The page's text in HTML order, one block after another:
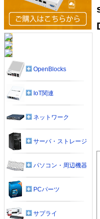
OpenBlocks
IoT関連
ネットワーク
サーバ・ストレージ
パソコン・周辺機器
PCパーツ
サプライ